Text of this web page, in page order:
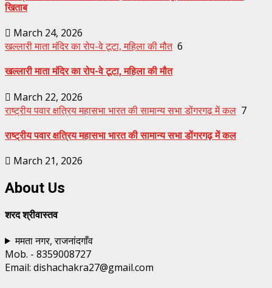
खिताब
March 24, 2026
खल्लारी माता मंदिर का रोप-वे टूटा, महिला की मौत 6
खल्लारी माता मंदिर का रोप-वे टूटा, महिला की मौत
March 22, 2026
राष्ट्रीय पवार क्षत्रिय महासभा भारत की सामान्य सभा डोंगरगढ़ में कल 7
राष्ट्रीय पवार क्षत्रिय महासभा भारत की सामान्य सभा डोंगरगढ़ में कल
March 21, 2026
About Us
शरद श्रीवास्तव
ममता नगर, राजनांदगाँव
Mob. - 8359008727
Email: dishachakra27@gmail.com